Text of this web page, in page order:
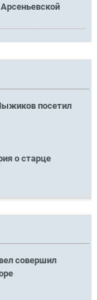
посетил
о старце
совершил